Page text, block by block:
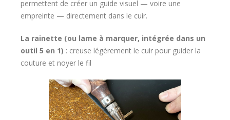
permettent de créer un guide visuel — voire une
empreinte — directement dans le cuir.
La rainette (ou lame à marquer, intégrée dans un
outil 5 en 1) : creuse légèrement le cuir pour guider la
couture et noyer le fil